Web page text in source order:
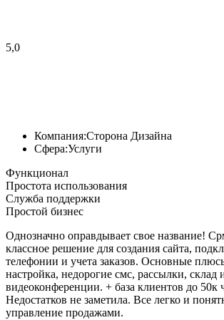
5,0
Компания:Сторона Дизайна
Сфера:Услуги
Функционал
Простота использования
Служба поддержки
Простой бизнес
Однозначно оправдывает свое название!
классное решение для создания сайта,
телефонии и учета заказов. Основные
настройка, недорогие смс, рассылки, склад
видеоконференции. + база клиентов до 50к
Недостатков не заметила. Все легко и
управление продажами.